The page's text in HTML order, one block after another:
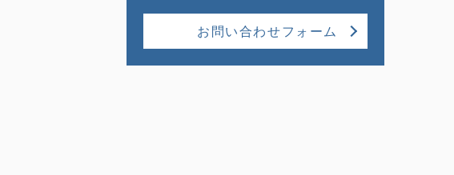
お問い合わせフォーム